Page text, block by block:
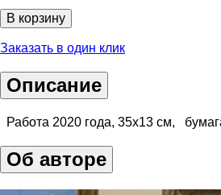
В корзину
Заказать в один клик
Описание
Работа 2020 года, 35х13 см,
Об авторе